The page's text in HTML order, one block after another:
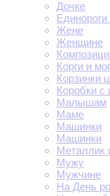
Дочке
Жене
Женщине
Корги и
Корзинки
Коробки
Малышам
Маме
Машинки
Машинки
Металлик
Мужу
Мужчине
На День